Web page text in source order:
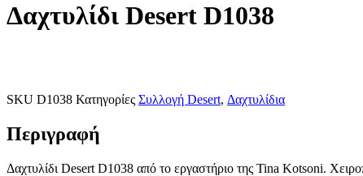
Δαχτυλίδι Desert D1038
SKU D1038 Κατηγορίες Συλλογή Desert, Δαχτυλίδια
Περιγραφή
Δαχτυλίδι Desert D1038 από το εργαστήριο της Tina Kotsoni.